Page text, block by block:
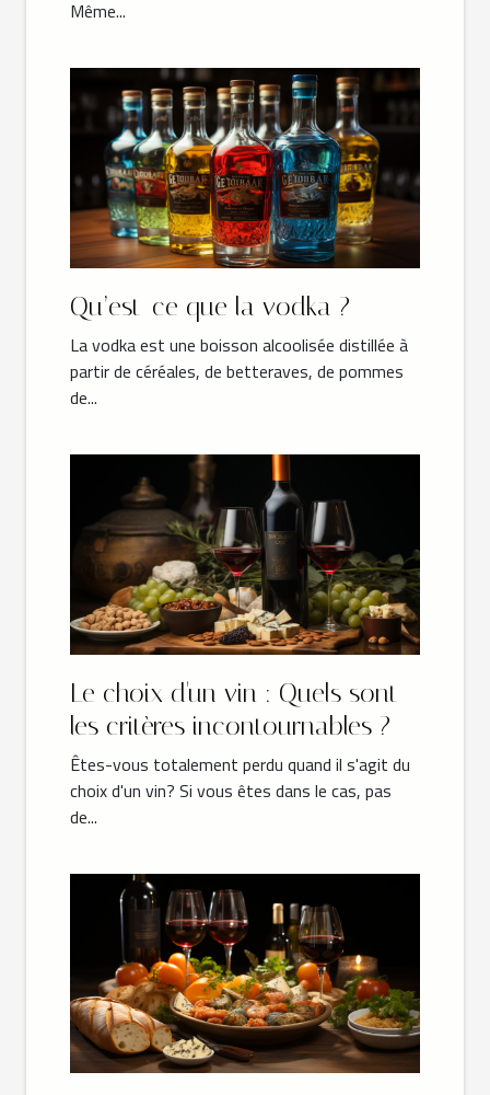
Même...
Qu’est-ce que la vodka ?
La vodka est une boisson alcoolisée distillée à
partir de céréales, de betteraves, de pommes
de...
Le choix d'un vin : Quels sont
les critères incontournables ?
Êtes-vous totalement perdu quand il s'agit du
choix d'un vin? Si vous êtes dans le cas, pas
de...